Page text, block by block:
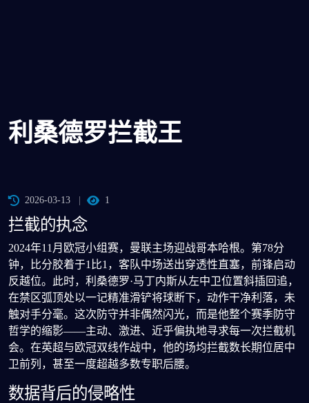
利桑德罗拦截王
2026-03-13 1
拦截的执念
2024年11月欧冠小组赛，曼联主场迎战哥本哈根。第78分
钟，比分胶着于1比1，客队中场送出穿透性直塞，前锋启动
反越位。此时，利桑德罗·马丁内斯从左中卫位置斜插回追，
在禁区弧顶处以一记精准滑铲将球断下，动作干净利落，未
触对手分毫。这次防守并非偶然闪光，而是他整个赛季防守
哲学的缩影——主动、激进、近乎偏执地寻求每一次拦截机
会。在英超与欧冠双线作战中，他的场均拦截数长期位居中
卫前列，甚至一度超越多数专职后腰。
数据背后的侵略性